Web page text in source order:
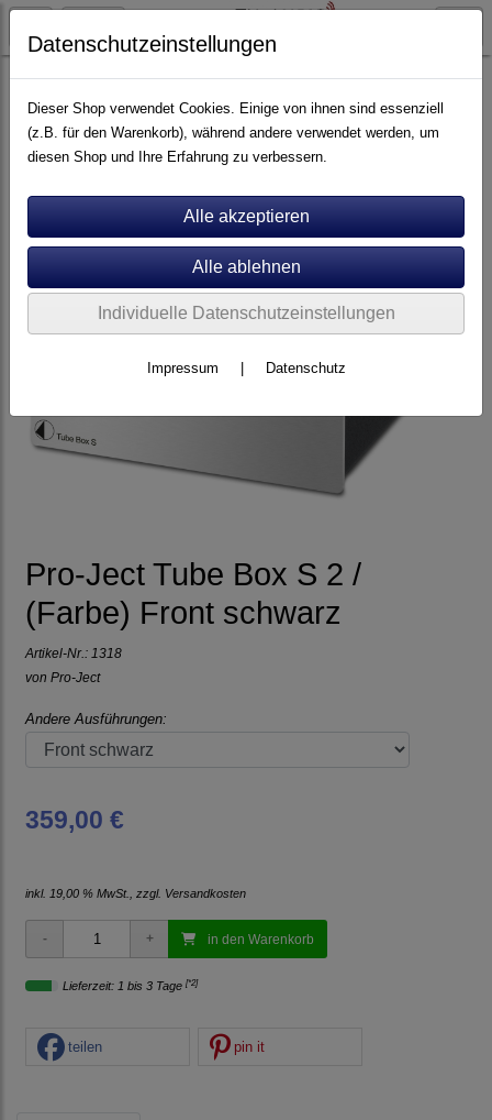
Artikel nach Marken P - Z Pro-Ject
Pro-Ject Tube Box S 2 /
(Farbe) Front schwarz
Artikel-Nr.: 1318
von Pro-Ject
Andere Ausführungen:
359,00 €
inkl. 19,00 % MwSt., zzgl. Versandkosten
in den Warenkorb
Lieferzeit: 1 bis 3 Tage [*2]
teilen pin it
Datenschutzeinstellungen
Dieser Shop verwendet Cookies. Einige von ihnen sind essenziell
(z.B. für den Warenkorb), während andere verwendet werden, um
diesen Shop und Ihre Erfahrung zu verbessern.
Individuelle Datenschutzeinstellungen
Impressum Datenschutz